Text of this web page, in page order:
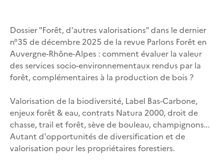
Dossier "Forêt, d'autres valorisations" dans le dernier
n°35 de décembre 2025 de la revue Parlons Forêt en
Auvergne-Rhône-Alpes : comment évaluer la valeur
des services socio-environnementaux rendus par la
forêt, complémentaires à la production de bois ?
Valorisation de la biodiversité, Label Bas-Carbone,
enjeux forêt & eau, contrats Natura 2000, droit de
chasse, trail et forêt, sève de bouleau, champignons...
Autant d'opportunités de diversification et de
valorisation pour les propriétaires forestiers.